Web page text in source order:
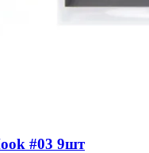
#03 9шт